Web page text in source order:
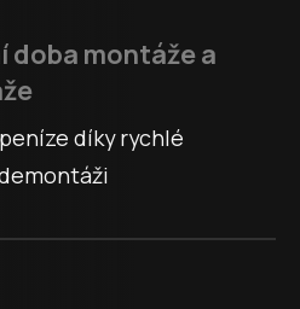
doba montáže a
díky rychlé